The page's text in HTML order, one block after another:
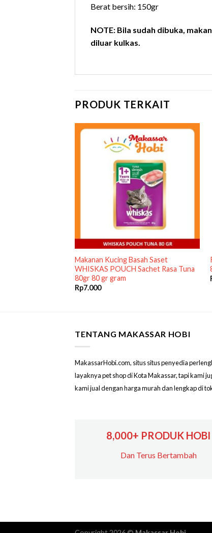
Berat bersih: 150gr
NOTE: Bila sudah dibuka,
diluar kulkas.
PRODUK TERKAIT
Makanan Kucing Basah Saset
WHISKAS POUCH Sachet Rasa Tuna
80gr 80 gr gram
Rp7.000
TENTANG MAKASSAR HOBI
MakassarHobi.com, situs situs penyedia
layaknya pet shop di Kota Makassar, tapi kami
kami jual dengan harga murah dan lengkap di
8,000+ PRODUK HOBI
Dan Terus Bertambah